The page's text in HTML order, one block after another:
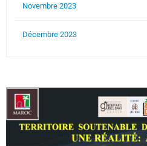
Novembre 2023
Décembre 2023